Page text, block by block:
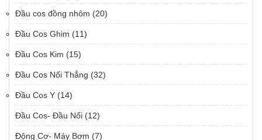
Đầu cos đồng nhôm (20)
Đầu Cos Ghim (11)
Đầu Cos Kim (15)
Đầu Cos Nối Thẳng (32)
Đầu Cos Y (14)
Đầu Cos- Đầu Nối (12)
Động Cơ- Máy Bơm (7)